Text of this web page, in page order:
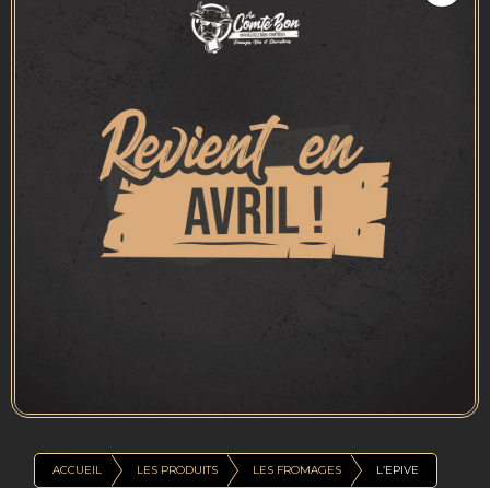
ACCUEIL LES PRODUITS LES FROMAGES L’EPIVE